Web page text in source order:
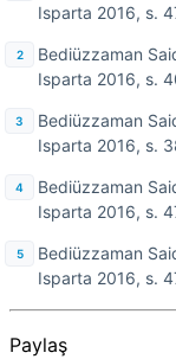
Isparta 2016, s.
Bediüzzaman
Isparta 2016, s.
Bediüzzaman
Isparta 2016, s.
Bediüzzaman
Isparta 2016, s.
Bediüzzaman
Isparta 2016, s.
Paylaş